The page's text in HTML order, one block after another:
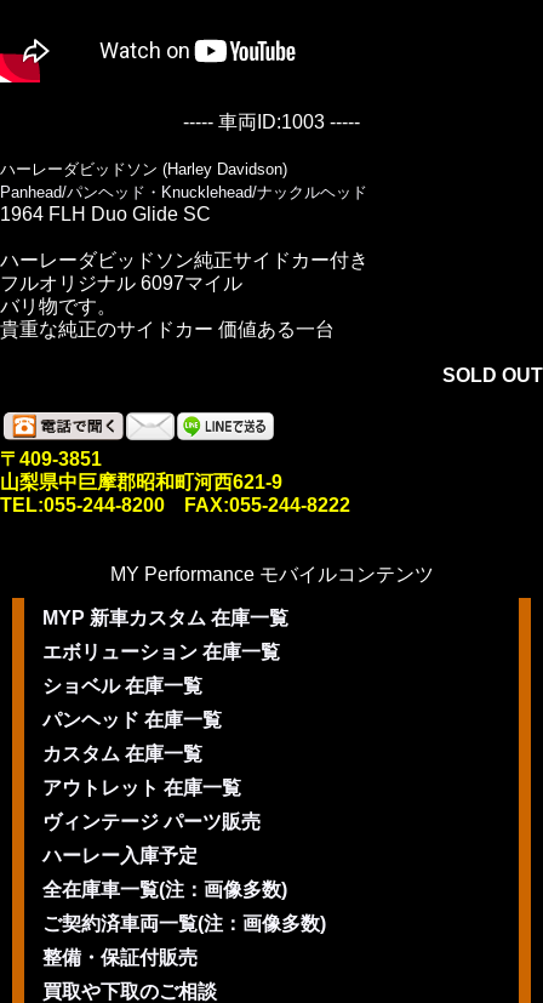
----- 車両ID:1003 -----
ハーレーダビッドソン (Harley Davidson)
Panhead/パンヘッド・Knucklehead/ナックルヘッド
1964 FLH Duo Glide SC
ハーレーダビッドソン純正サイドカー付き
フルオリジナル 6097マイル
バリ物です。
貴重な純正のサイドカー 価値ある一台
SOLD OUT
〒409-3851
山梨県中巨摩郡昭和町河西621-9
TEL:055-244-8200 FAX:055-244-8222
MY Performance モバイルコンテンツ
MYP 新車カスタム 在庫一覧
エボリューション 在庫一覧
ショベル 在庫一覧
パンヘッド 在庫一覧
カスタム 在庫一覧
アウトレット 在庫一覧
ヴィンテージ パーツ販売
ハーレー入庫予定
全在庫車一覧(注：画像多数)
ご契約済車両一覧(注：画像多数)
整備・保証付販売
買取や下取のご相談